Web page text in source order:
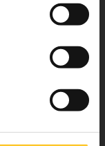
veel aandacht en
te vervangen. Je